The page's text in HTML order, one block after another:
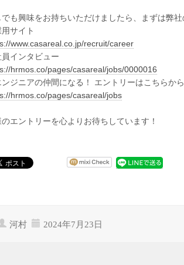
でも興味をお持ちいただけましたら、まずは弊
サイト
www.casareal.co.jp/recruit/career
インタビュー
hrmos.co/pages/casareal/jobs/0000016
ジニアの仲間になる！ エントリーはこちらから
hrmos.co/pages/casareal/jobs
のエントリーを心よりお待ちしています！
河村 2024年7月23日